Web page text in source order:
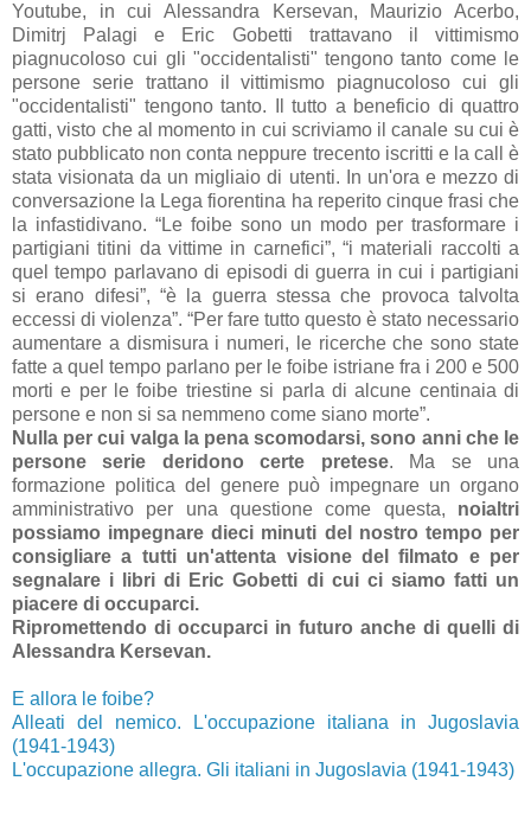
Youtube, in cui Alessandra Kersevan, Maurizio Acerbo,
Dimitrj Palagi e Eric Gobetti trattavano il vittimismo
piagnucoloso cui gli "occidentalisti" tengono tanto come le
persone serie trattano il vittimismo piagnucoloso cui gli
"occidentalisti" tengono tanto. Il tutto a beneficio di quattro
gatti, visto che al momento in cui scriviamo il canale su cui è
stato pubblicato non conta neppure trecento iscritti e la call è
stata visionata da un migliaio di utenti. In un'ora e mezzo di
conversazione la Lega fiorentina ha reperito cinque frasi che
la infastidivano. “Le foibe sono un modo per trasformare i
partigiani titini da vittime in carnefici”, “i materiali raccolti a
quel tempo parlavano di episodi di guerra in cui i partigiani
si erano difesi”, “è la guerra stessa che provoca talvolta
eccessi di violenza”. “Per fare tutto questo è stato necessario
aumentare a dismisura i numeri, le ricerche che sono state
fatte a quel tempo parlano per le foibe istriane fra i 200 e 500
morti e per le foibe triestine si parla di alcune centinaia di
persone e non si sa nemmeno come siano morte”.
Nulla per cui valga la pena scomodarsi, sono anni che le
persone serie deridono certe pretese. Ma se una
formazione politica del genere può impegnare un organo
amministrativo per una questione come questa, noialtri
possiamo impegnare dieci minuti del nostro tempo per
consigliare a tutti un'attenta visione del filmato e per
segnalare i libri di Eric Gobetti di cui ci siamo fatti un
piacere di occuparci.
Ripromettendo di occuparci in futuro anche di quelli di
Alessandra Kersevan.
E allora le foibe?
Alleati del nemico. L'occupazione italiana in Jugoslavia
(1941-1943)
L'occupazione allegra. Gli italiani in Jugoslavia (1941-1943)